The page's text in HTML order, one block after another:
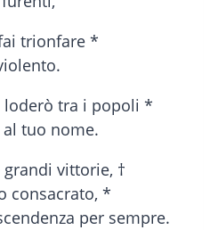
trionfare *
loderò tra i popoli *
tuo nome.
vittorie, †
consacrato, *
per sempre.